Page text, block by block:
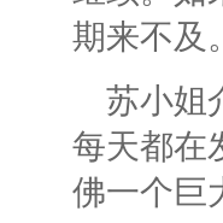
期来不及
苏小姐
每天都在
佛一个巨